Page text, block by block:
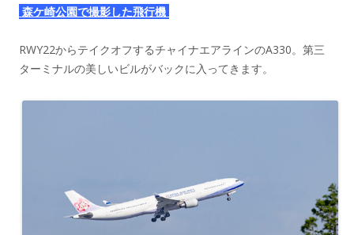
森ケ崎公園で撮影した飛行機
RWY22からテイクオフするチャイナエアラインのA330。第三
ターミナルの美しいビルがバックに入ってきます。